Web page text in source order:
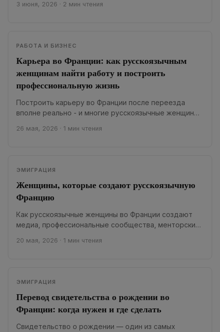
ежегодно...
3 июня, 2026 · 2 мин чтения
РАБОТА И БИЗНЕС
Карьера во Франции: как русскоязычным
женщинам найти работу и построить
профессиональную жизнь
Построить карьеру во Франции после переезда
вполне реально - и многие русскоязычные женщины
среда устроена...
26 мая, 2026 · 1 мин чтения
ЭМИГРАЦИЯ
Женщины, которые создают русскоязычную
Францию
Как русскоязычные женщины во Франции создают
медиа, профессиональные сообщества, менторские
Русскоязычная Франция давно строится не...
20 мая, 2026 · 1 мин чтения
ЭМИГРАЦИЯ
Перевод свидетельства о рождении во
Франции: когда нужен и где сделать
Свидетельство о рождении — один из самых